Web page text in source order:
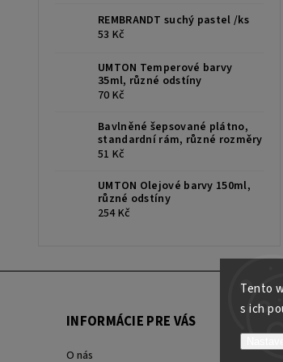
Tento
s ich
REMBRANDT suchý pastel /ks
53 Kč
UMTON Temperové barvy
35ml, různé odstíny
70 Kč
Bavlněné šepsované plátno,
standardní rám, různé rozměry
51 Kč
UMTON Olejové barvy 150ml,
různé odstíny
254 Kč
INFORMÁCIE PRE VÁS
O nás